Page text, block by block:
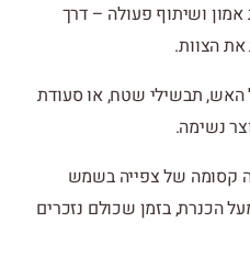
ושיתוף פעולה – דרך
הצוות.
תבשילי שטח, או סעודת
נשימה.
קסומה של צפייה בשמש
הכנרת, בזמן שכולם נזכרים